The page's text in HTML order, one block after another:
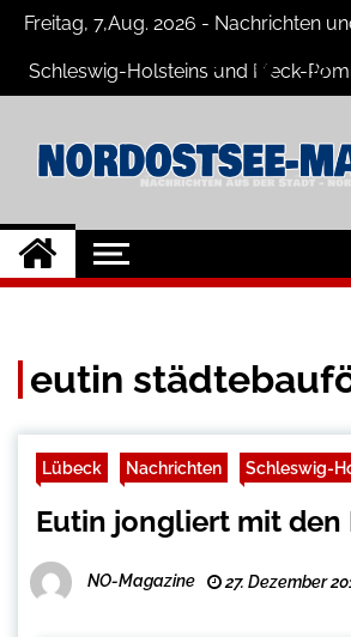
Skip
content
Freitag, 7,Aug. 2026 - Nachrichten
Schleswig-Holsteins und Meck-
Nord-
Magazine
Der Blog der Nord-
eutin
Lübeck Nachrichten Schleswig-
Eutin jongliert mit
NO-Magazine 27. Dezember